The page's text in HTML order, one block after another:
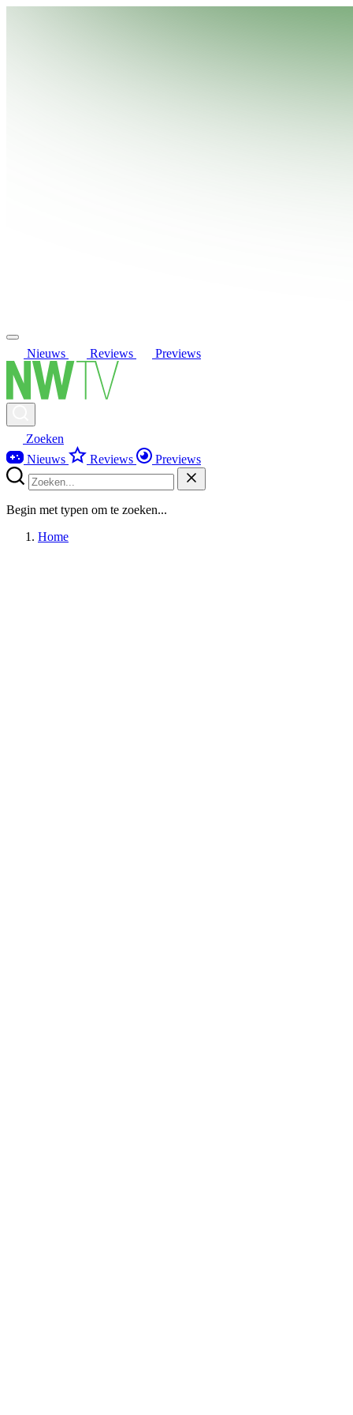
Nieuws Reviews Previews
Zoeken
Nieuws
Reviews Previews
Begin met typen om te zoeken...
Home